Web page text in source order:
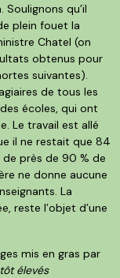
qu’il
plein fouet la
Chatel (on
obtenus pour
suivantes).
de tous les
écoles, qui ont
Le travail est allé
il ne restait que 84
de près de 90 % de
ne donne aucune
La
reste l’objet d’une
mis en gras par
élevés